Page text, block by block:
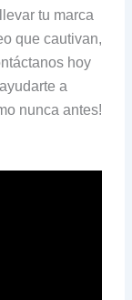
tu marca
que cautivan,
hoy
a
nunca antes!